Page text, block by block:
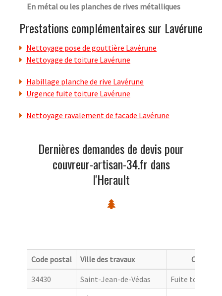
En métal ou les planches de rives métalliques
Prestations complémentaires sur Lavérune
Nettoyage pose de gouttière Lavérune
Nettoyage de toiture Lavérune
Habillage planche de rive Lavérune
Urgence fuite toiture Lavérune
Nettoyage ravalement de facade Lavérune
Dernières demandes de devis pour
couvreur-artisan-34.fr dans
l'Herault
Code postal Ville des travaux
34430
Saint-Jean-de-Védas
Fuite toiture